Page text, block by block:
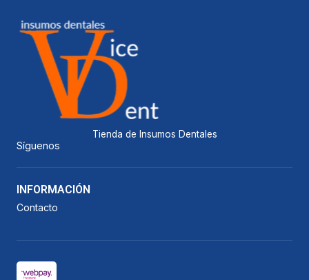
Tienda de Insumos Dentales
Síguenos
INFORMACIÓN
Contacto